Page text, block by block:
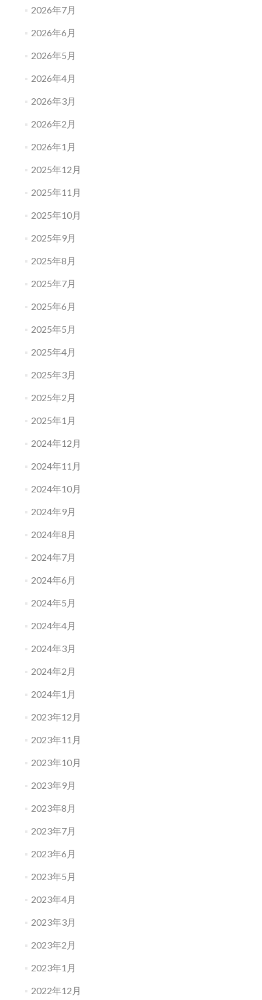
2026年7月
2026年6月
2026年5月
2026年4月
2026年3月
2026年2月
2026年1月
2025年12月
2025年11月
2025年10月
2025年9月
2025年8月
2025年7月
2025年6月
2025年5月
2025年4月
2025年3月
2025年2月
2025年1月
2024年12月
2024年11月
2024年10月
2024年9月
2024年8月
2024年7月
2024年6月
2024年5月
2024年4月
2024年3月
2024年2月
2024年1月
2023年12月
2023年11月
2023年10月
2023年9月
2023年8月
2023年7月
2023年6月
2023年5月
2023年4月
2023年3月
2023年2月
2023年1月
2022年12月